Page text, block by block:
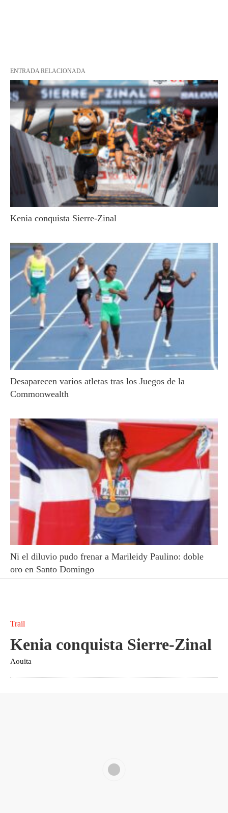
ENTRADA RELACIONADA
Kenia conquista Sierre-Zinal
Desaparecen varios atletas tras los Juegos de la
Commonwealth
Ni el diluvio pudo frenar a Marileidy Paulino: doble
oro en Santo Domingo